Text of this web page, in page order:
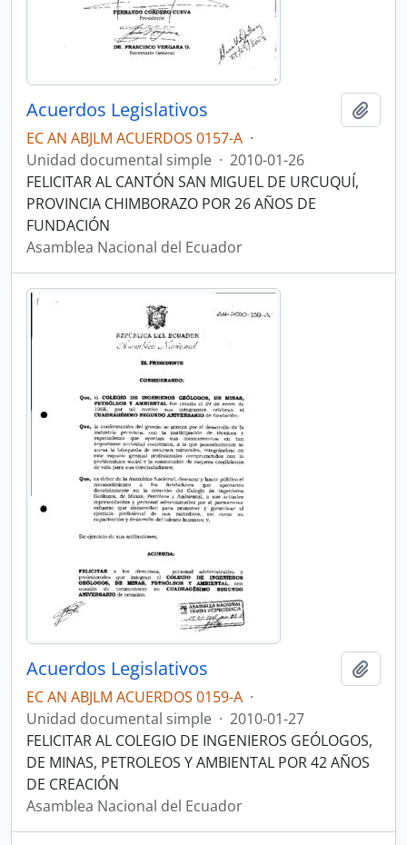
Acuerdos Legislativos
EC AN ABJLM ACUERDOS 0157-A ·
Unidad documental simple · 2010-01-26
FELICITAR AL CANTÓN SAN MIGUEL DE URCUQUÍ,
PROVINCIA CHIMBORAZO POR 26 AÑOS DE
FUNDACIÓN
Asamblea Nacional del Ecuador
Acuerdos Legislativos
EC AN ABJLM ACUERDOS 0159-A ·
Unidad documental simple · 2010-01-27
FELICITAR AL COLEGIO DE INGENIEROS GEÓLOGOS,
DE MINAS, PETROLEOS Y AMBIENTAL POR 42 AÑOS
DE CREACIÓN
Asamblea Nacional del Ecuador